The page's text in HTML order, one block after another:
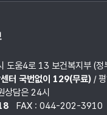
도움4로 13 보건복지부 (정
터 국번없이 129(무료)/ 평
담은 24시
FAX : 044-202-3910